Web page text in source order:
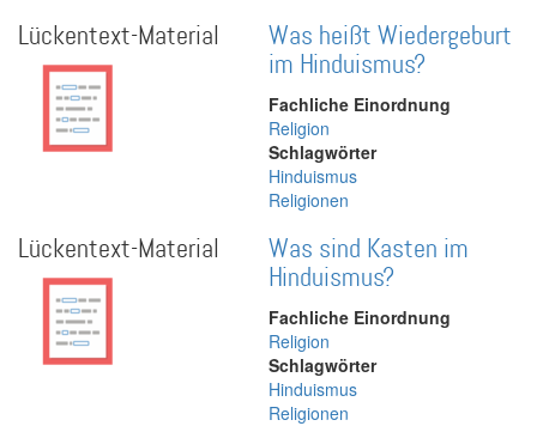
Lückentext-Material
Was heißt Wiedergeburt
im Hinduismus?
Fachliche Einordnung
Religion
Schlagwörter
Hinduismus
Religionen
Lückentext-Material
Was sind Kasten im
Hinduismus?
Fachliche Einordnung
Religion
Schlagwörter
Hinduismus
Religionen